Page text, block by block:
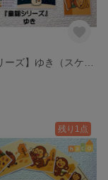
残り1点